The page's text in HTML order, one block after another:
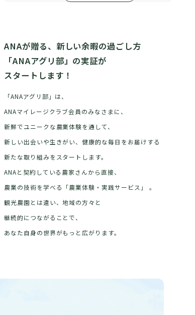
ANAが贈る、新しい余暇の過ごし方
「ANAアグリ部」の実証が
スタートします！
「ANAアグリ部」は、
ANAマイレージクラブ会員のみなさまに、
新鮮でユニークな農業体験を通して、
新しい出会いや生きがい、健康的な毎日をお届けする
新たな取り組みをスタートします。
ANAと契約している農家さんから直接、
農業の技術を学べる「農業体験・実践サービス」 。
観光農園とは違い、地域の方々と
継続的につながることで、
あなた自身の世界がもっと広がります。